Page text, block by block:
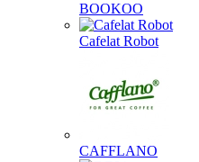
BOOKOO
Cafelat Robot
CAFFLANO